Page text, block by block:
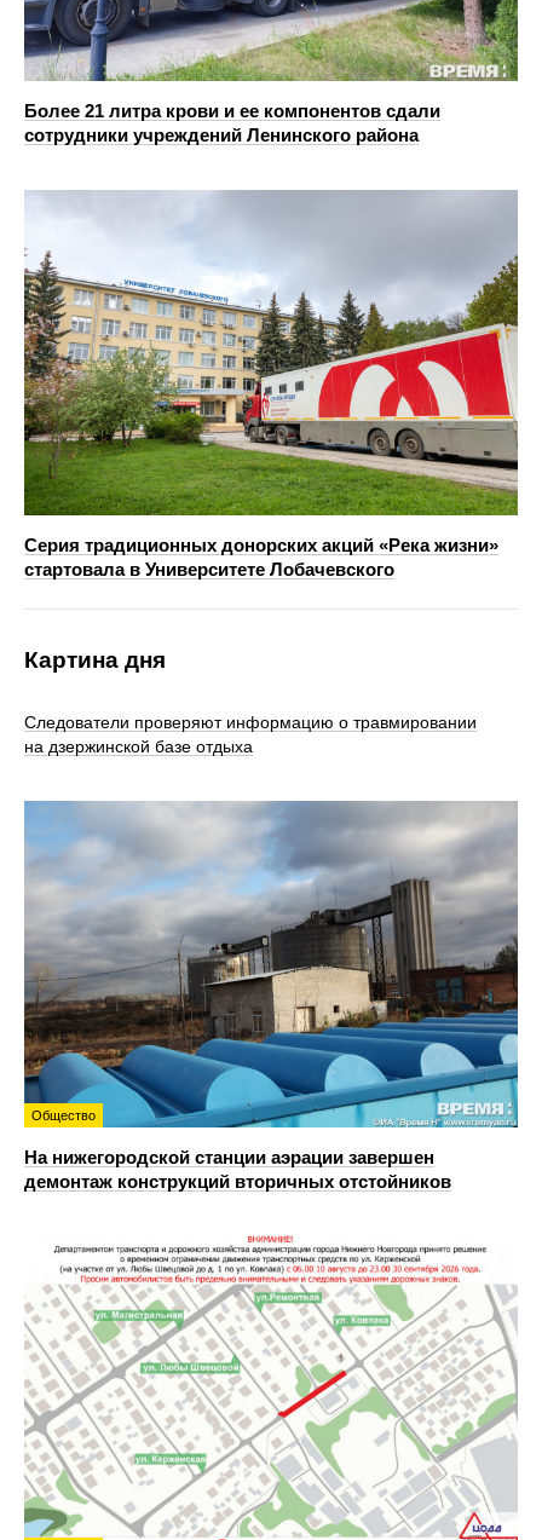
Более 21 литра крови и ее компонентов сдали
сотрудники учреждений Ленинского района
Серия традиционных донорских акций «Река жизни»
стартовала в Университете Лобачевского
Картина дня
Следователи проверяют информацию о травмировании
на дзержинской базе отдыха
Общество
На нижегородской станции аэрации завершен
демонтаж конструкций вторичных отстойников